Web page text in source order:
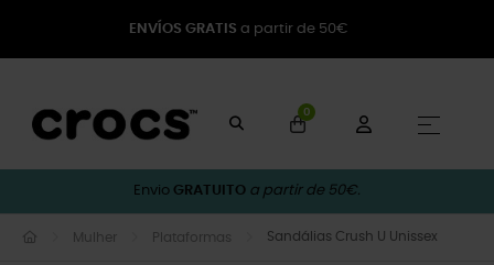
ENVÍOS GRATIS a partir de 50€
0
☰
Envio GRATUITO a partir de 50€.
Mulher Plataformas Sandálias Crush U Unissex